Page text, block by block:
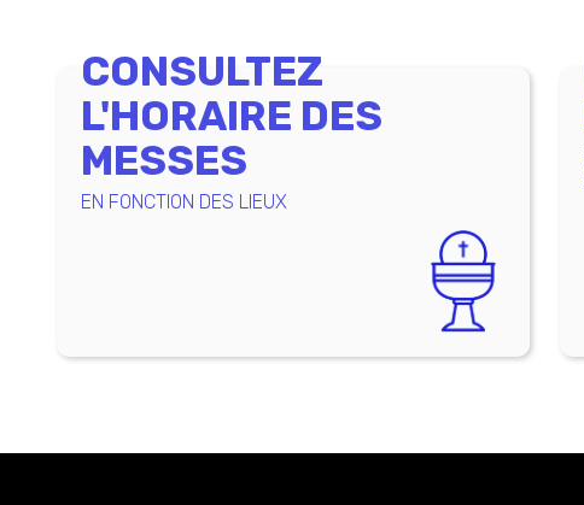
CONSULTEZ
L'HORAIRE DES
MESSES
EN FONCTION DES LIEUX